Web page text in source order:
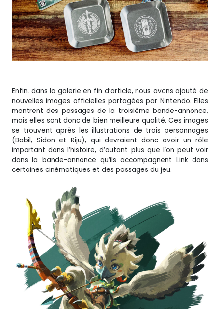
Enfin, dans la galerie en fin d’article, nous avons ajouté de
nouvelles images officielles partagées par Nintendo. Elles
montrent des passages de la troisième bande-annonce,
mais elles sont donc de bien meilleure qualité. Ces images
se trouvent après les illustrations de trois personnages
(Babil, Sidon et Riju), qui devraient donc avoir un rôle
important dans l’histoire, d’autant plus que l’on peut voir
dans la bande-annonce qu’ils accompagnent Link dans
certaines cinématiques et des passages du jeu.